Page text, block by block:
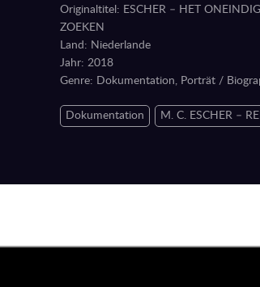
Originaltitel: ESCHER – HET
ZOEKEN
Land: Niederlande
Jahr: 2018
Genre: Dokumentation, Porträt /
Dokumentation M. C. ESCHER –